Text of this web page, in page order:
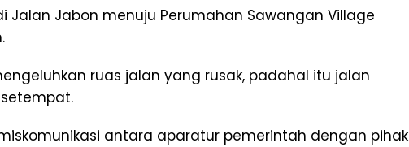
Jalan Jabon menuju Perumahan Sawangan Village
ruas jalan yang rusak, padahal itu jalan
antara aparatur pemerintah dengan pihak